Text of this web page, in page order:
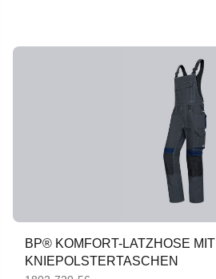
BP® KOMFORT-LATZHOSE MIT
KNIEPOLSTERTASCHEN